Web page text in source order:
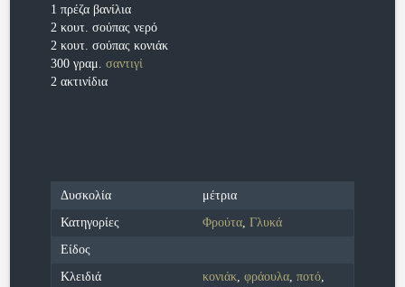
1 πρέζα βανίλια
2 κουτ. σούπας νερό
2 κουτ. σούπας κονιάκ
300 γραμ.σαντιγί
2 ακτινίδια
Δυσκολία
μέτρια
Κατηγορίες
Φρούτα, Γλυκά
Είδος
Κλειδιά
κονιάκ, φράουλα, ποτό,